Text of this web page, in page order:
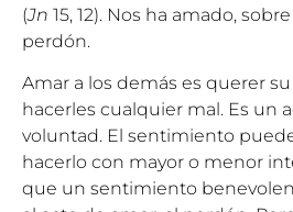
(Jn 15, 12). Nos ha amado,
perdón.
Amar a los demás es querer
hacerles cualquier mal. Es un
voluntad. El sentimiento
hacerlo con mayor o menor
que un sentimiento